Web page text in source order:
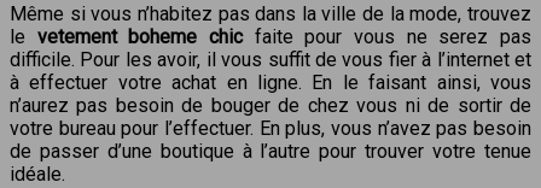
Même si vous n’habitez pas dans la ville de la mode, trouvez
le vetement boheme chicfaite pour vous ne serez pas
difficile. Pour les avoir, il vous suffit de vous fier à l’internet et
à effectuer votre achat en ligne. En le faisant ainsi, vous
n’aurez pas besoin de bouger de chez vous ni de sortir de
votre bureau pour l’effectuer. En plus, vous n’avez pas besoin
de passer d’une boutique à l’autre pour trouver votre tenue
idéale.